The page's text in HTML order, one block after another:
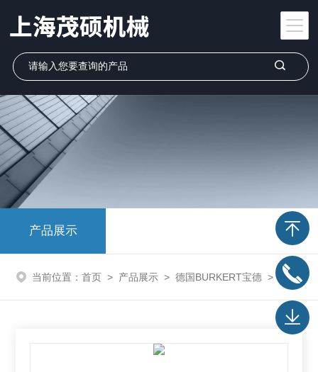
产品展示
当前位置： 首页 > 产品展示 > 德国BURKERT宝德 > burkert宝德电磁阀